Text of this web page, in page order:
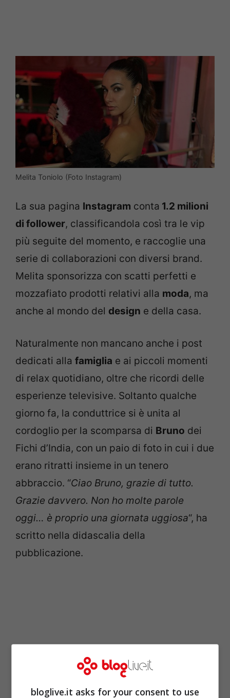
Melita Toniolo (Foto Instagram)
La sua pagina Instagram conta 1.2 milioni
di follower, classificandola così tra le vip
più seguite del momento, e raccoglie una
serie di collaborazioni con diversi brand.
Melita sponsorizza con scatti perfetti e
mozzafiato prodotti relativi alla moda, ma
anche al mondo del design e della casa.
Naturalmente non mancano anche i post
dedicati alla famiglia e ai piccoli momenti
di relax quotidiano, oltre che ricordi delle
esperienze televisive. Soltanto qualche
giorno fa, la conduttrice si è unita al
cordoglio per la scomparsa di Bruno dei
Fichi d’India, con un paio di foto in cui i due
erano ritratti insieme in un tenero
abbraccio. “Ciao Bruno, grazie di tutto.
Grazie davvero. Non ho molte parole
oggi… è proprio una giornata uggiosa“, ha
scritto nella didascalia della
pubblicazione.
bloglive.it asks for your consent to use